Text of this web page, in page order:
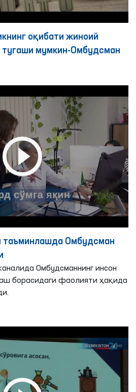
оқибати жиноий
тугаши мумкин-Омбудсман
таъминлашда Омбудсман
Омбудсманнинг инсон
борасидаги фаолияти ҳақида